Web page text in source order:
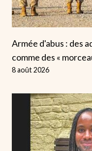
Armée d'abus : des
comme des «
8 août 2026